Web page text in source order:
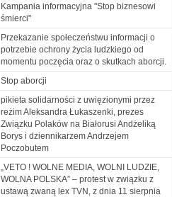
Kampania informacyjna "Stop biznesowi
śmierci"
Przekazanie społeczeństwu informacji o
potrzebie ochrony życia ludzkiego od
momentu poczęcia oraz o skutkach aborcji.
Stop aborcji
pikieta solidarności z uwięzionymi przez
reżim Aleksandra Łukaszenki, prezes
Związku Polaków na Białorusi Andżeliką
Borys i dziennikarzem Andrzejem
Poczobutem
„VETO ! WOLNE MEDIA, WOLNI LUDZIE,
WOLNA POLSKA” – protest w związku z
ustawą zwaną lex TVN, z dnia 11 sierpnia